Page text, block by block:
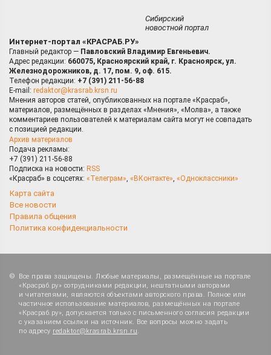
Сибирский
новостной портал
Интернет-портал «КРАСРАБ.РУ»
Главный редактор — Павловский Владимир Евгеньевич.
Адрес редакции: 660075, Красноярский край, г. Красноярск, ул.
Железнодорожников, д. 17, пом. 9, оф. 615.
Телефон редакции: +7 (391) 211-56-88
E-mail: redaktor@krasrab.krsn.ru
Мнения авторов статей, опубликованных на портале «Красраб»,
материалов, размещённых в разделах «Мнения», «Молва», а также
комментариев пользователей к материалам сайта могут не совпадать
с позицией редакции.
Архив материалов
Подача рекламы:
+7 (391) 211-56-88
Подписка на новости: RSS
«Красраб» в соцсетях: «Телеграм» «ВКонтакте» «Одноклассники»
Карта сайта
Все новости
Правила общения
Политика конфиденциальности
Все права защищены. Любые материалы, размещённые на портале
«Красраб.ру» сотрудниками редакции, нештатными авторами
и читателями, являются объектами авторского права. Полное или
частичное использование материалов, размещённых на портале
«Красраб.ру», допускается только с письменного согласия редакции
с указанием ссылки на источник. Все вопросы можно задать
по адресу redaktor@krasrab.krsn.ru.